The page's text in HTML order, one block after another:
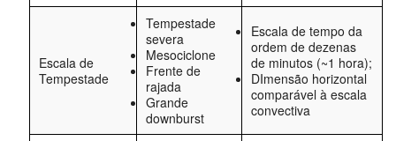
Escala de
Tempestade
Tempestade
severa
Mesociclone
Frente de
rajada
Grande
downburst
Escala de tempo da
ordem de dezenas
de minutos (~1 hora);
DImensão horizontal
comparável à escala
convectiva